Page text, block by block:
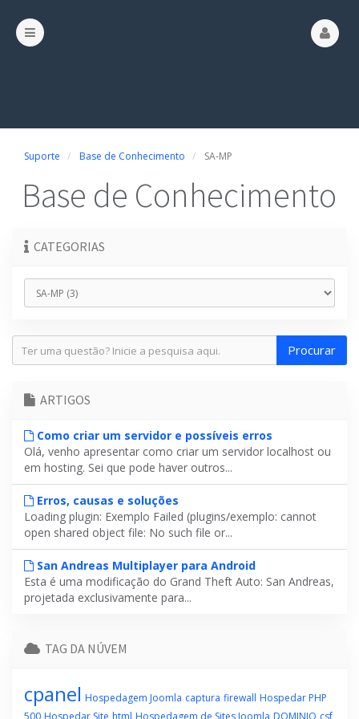
Suporte Base de Conhecimento SA-MP
Base de Conhecimento
CATEGORIAS
ARTIGOS
Como criar um servidor e possíveis erros
Olá, venho apresentar como criar um servidor localhost ou
em hosting. Sei que pode haver outros...
Erros, causas e soluções
Loading plugin: Exemplo Failed (plugins/exemplo: cannot
open shared object file: No such file or...
San Andreas Multiplayer para Android
Esta é uma modificação do Grand Theft Auto: San Andreas,
projetada exclusivamente para...
TAG DA NÚVEM
cpanel Hospedagem Joomla captura firewall Hospedar PHP
500 Hospedar Site html Hospedagem de Sites Joomla DOMINIO csf